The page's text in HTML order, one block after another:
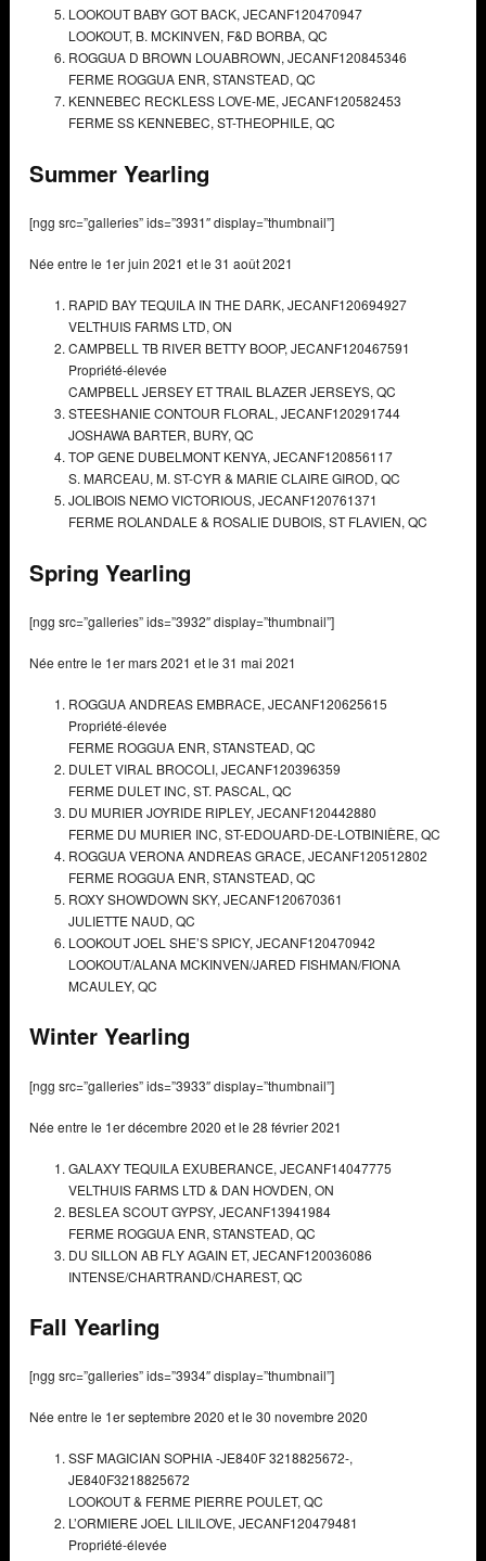
LOOKOUT BABY GOT BACK,JECANF120470947
LOOKOUT, B. MCKINVEN, F&D BORBA,QC
ROGGUA D BROWN LOUABROWN,JECANF120845346
FERME ROGGUA ENR,STANSTEAD, QC
KENNEBEC RECKLESS LOVE-ME,JECANF120582453
FERME SS KENNEBEC,ST-THEOPHILE, QC
Summer Yearling
[ngg src=”galleries” ids=”3931″ display=”thumbnail”]
Née entre le 1er juin 2021 et le 31 août 2021
RAPID BAY TEQUILA IN THE DARK, JECANF120694927
VELTHUIS FARMS LTD, ON
CAMPBELL TB RIVER BETTY BOOP, JECANF120467591
Propriété-élevée
CAMPBELL JERSEY ET TRAIL BLAZER JERSEYS, QC
STEESHANIE CONTOUR FLORAL, JECANF120291744
JOSHAWA BARTER, BURY, QC
TOP GENE DUBELMONT KENYA, JECANF120856117
S. MARCEAU, M. ST-CYR & MARIE CLAIRE GIROD, QC
JOLIBOIS NEMO VICTORIOUS, JECANF120761371
FERME ROLANDALE & ROSALIE DUBOIS, ST FLAVIEN, QC
Spring Yearling
[ngg src=”galleries” ids=”3932″ display=”thumbnail”]
Née entre le 1er mars 2021 et le 31 mai 2021
ROGGUA ANDREAS EMBRACE, JECANF120625615
Propriété-élevée
FERME ROGGUA ENR, STANSTEAD, QC
DULET VIRAL BROCOLI, JECANF120396359
FERME DULET INC, ST. PASCAL, QC
DU MURIER JOYRIDE RIPLEY, JECANF120442880
FERME DU MURIER INC, ST-EDOUARD-DE-LOTBINIÈRE, QC
ROGGUA VERONA ANDREAS GRACE, JECANF120512802
FERME ROGGUA ENR, STANSTEAD, QC
ROXY SHOWDOWN SKY, JECANF120670361
JULIETTE NAUD, QC
LOOKOUT JOEL SHE’S SPICY, JECANF120470942
LOOKOUT/ALANA MCKINVEN/JARED FISHMAN/FIONA
MCAULEY, QC
Winter Yearling
[ngg src=”galleries” ids=”3933″ display=”thumbnail”]
Née entre le 1er décembre 2020 et le 28 février 2021
GALAXY TEQUILA EXUBERANCE, JECANF14047775
VELTHUIS FARMS LTD & DAN HOVDEN, ON
BESLEA SCOUT GYPSY, JECANF13941984
FERME ROGGUA ENR, STANSTEAD, QC
DU SILLON AB FLY AGAIN ET, JECANF120036086
INTENSE/CHARTRAND/CHAREST, QC
Fall Yearling
[ngg src=”galleries” ids=”3934″ display=”thumbnail”]
Née entre le 1er septembre 2020 et le 30 novembre 2020
SSF MAGICIAN SOPHIA -JE840F 3218825672-,
JE840F3218825672
LOOKOUT & FERME PIERRE POULET, QC
L’ORMIERE JOEL LILILOVE, JECANF120479481
Propriété-élevée